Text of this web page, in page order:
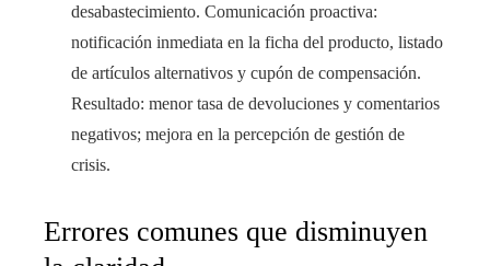
desabastecimiento. Comunicación proactiva:
notificación inmediata en la ficha del producto, listado
de artículos alternativos y cupón de compensación.
Resultado: menor tasa de devoluciones y comentarios
negativos; mejora en la percepción de gestión de
crisis.
Errores comunes que disminuyen